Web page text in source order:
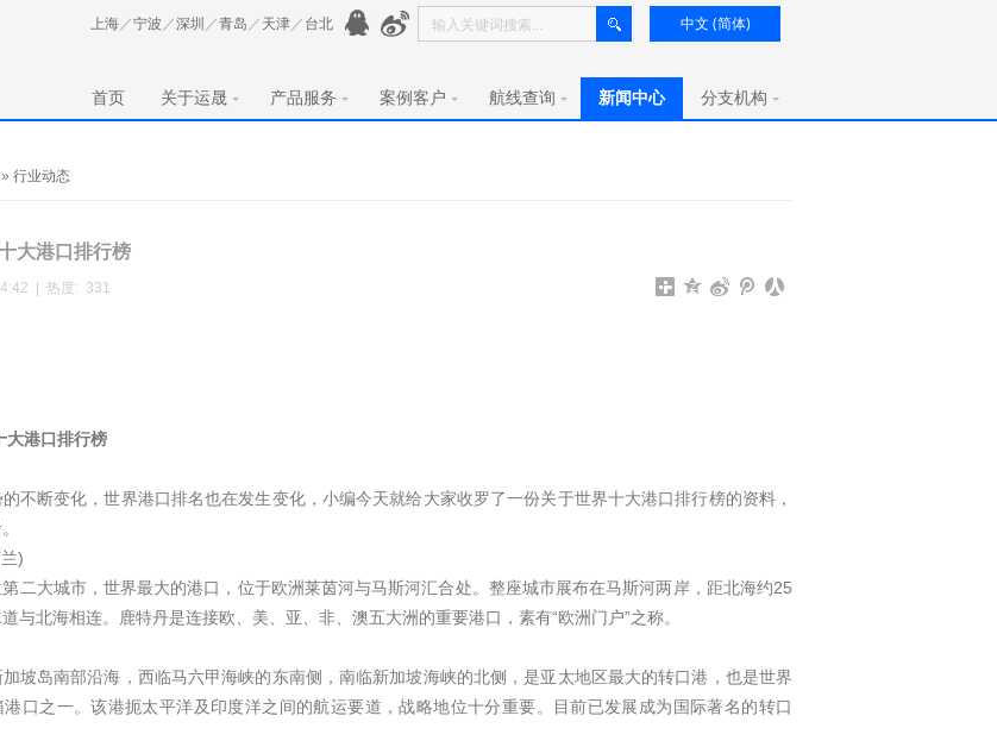
上海／宁波 ／深圳 ／青岛 ／ 天津／ 台北
首页 关于运晟 产品服务 案例客户 航线查询 新闻中心 分支机构
中文 (简体)
» 行业动态
大港口排行榜
| 热度: 331
大港口排行榜
不断变化，世界港口排名也在发生变化，小编今天就给大家收罗了一份关于世界十大港口排行榜的资料，
)
二大城市，世界最大的港口，位于欧洲莱茵河与马斯河汇合处。整座城市展布在马斯河两岸，距北海约25
与北海相连。鹿特丹是连接欧、美、亚、非、澳五大洲的重要港口，素有“欧洲门户”之称。
坡岛南部沿海，西临马六甲海峡的东南侧，南临新加坡海峡的北侧，是亚太地区最大的转口港，也是世界
口之一。该港扼太平洋及印度洋之间的航运要道，战略地位十分重要。目前已发展成为国际著名的转口